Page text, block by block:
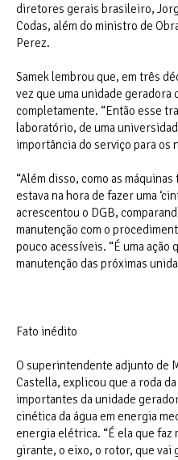
diretores gerais brasileiro,
Codas, além do ministro de
Perez.
Samek lembrou que, em três
vez que uma unidade geradora
completamente. “Então esse
laboratório, de uma
importância do serviço para os
“Além disso, como as
estava na hora de fazer uma
acrescentou o DGB,
manutenção com o
pouco acessíveis. “É uma
manutenção das próximas
Fato inédito
O superintendente adjunto de
Castella, explicou que a roda
importantes da unidade
cinética da água em energia
energia elétrica. “É ela que
girante, o eixo, o rotor, que vai